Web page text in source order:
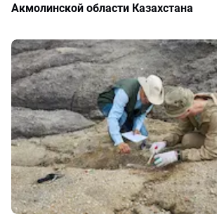
Акмолинской области Казахстана